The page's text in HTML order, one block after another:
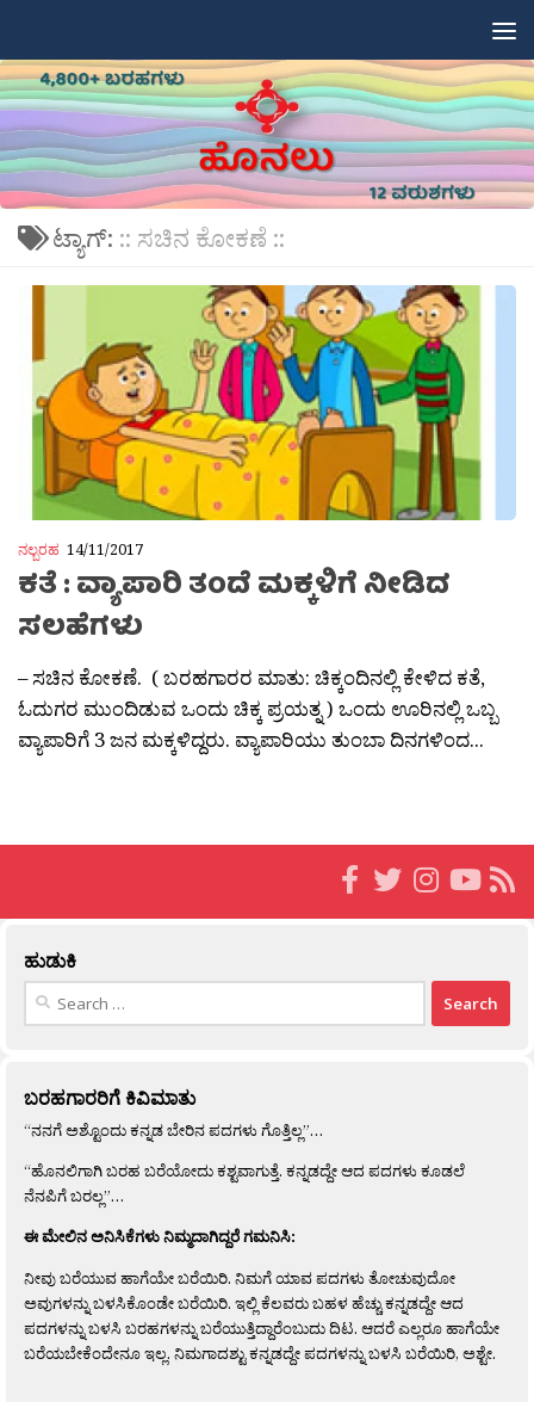
ಟ್ಯಾಗ್: :: ಸಚಿನ ಕೋಕಣೆ ::
ನಲ್ಬರಹ 14/11/2017
ಕತೆ : ವ್ಯಾಪಾರಿ ತಂದೆ ಮಕ್ಕಳಿಗೆ ನೀಡಿದ
ಸಲಹೆಗಳು
– ಸಚಿನ ಕೋಕಣೆ. ( ಬರಹಗಾರರ ಮಾತು: ಚಿಕ್ಕಂದಿನಲ್ಲಿ ಕೇಳಿದ ಕತೆ,
ಓದುಗರ ಮುಂದಿಡುವ ಒಂದು ಚಿಕ್ಕ ಪ್ರಯತ್ನ ) ಒಂದು ಊರಿನಲ್ಲಿ ಒಬ್ಬ
ವ್ಯಾಪಾರಿಗೆ 3 ಜನ ಮಕ್ಕಳಿದ್ದರು. ವ್ಯಾಪಾರಿಯು ತುಂಬಾ ದಿನಗಳಿಂದ...
ಹುಡುಕಿ
Search
ಬರಹಗಾರರಿಗೆ ಕಿವಿಮಾತು
“ನನಗೆ ಅಶ್ಟೊಂದು ಕನ್ನಡ ಬೇರಿನ ಪದಗಳು ಗೊತ್ತಿಲ್ಲ”…
“ಹೊನಲಿಗಾಗಿ ಬರಹ ಬರೆಯೋದು ಕಶ್ಟವಾಗುತ್ತೆ. ಕನ್ನಡದ್ದೇ ಆದ ಪದಗಳು ಕೂಡಲೆ
ನೆನಪಿಗೆ ಬರಲ್ಲ”…
ಈ ಮೇಲಿನ ಅನಿಸಿಕೆಗಳು ನಿಮ್ಮದಾಗಿದ್ದರೆ ಗಮನಿಸಿ:
ನೀವು ಬರೆಯುವ ಹಾಗೆಯೇ ಬರೆಯಿರಿ. ನಿಮಗೆ ಯಾವ ಪದಗಳು ತೋಚುವುದೋ
ಅವುಗಳನ್ನು ಬಳಸಿಕೊಂಡೇ ಬರೆಯಿರಿ. ಇಲ್ಲಿ ಕೆಲವರು ಬಹಳ ಹೆಚ್ಚು ಕನ್ನಡದ್ದೇ ಆದ
ಪದಗಳನ್ನು ಬಳಸಿ ಬರಹಗಳನ್ನು ಬರೆಯುತ್ತಿದ್ದಾರೆಂಬುದು ದಿಟ. ಆದರೆ ಎಲ್ಲರೂ ಹಾಗೆಯೇ
ಬರೆಯಬೇಕೆಂದೇನೂ ಇಲ್ಲ. ನಿಮಗಾದಶ್ಟು ಕನ್ನಡದ್ದೇ ಪದಗಳನ್ನು ಬಳಸಿ ಬರೆಯಿರಿ, ಅಶ್ಟೇ.